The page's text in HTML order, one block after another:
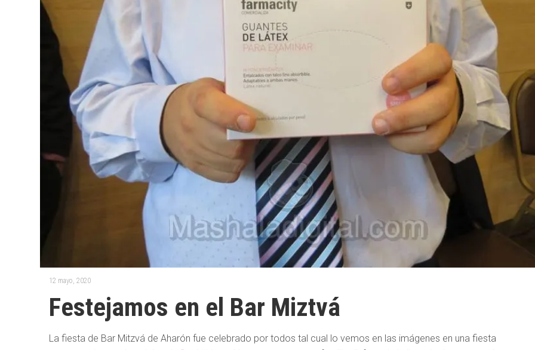
12 mayo, 2020
Festejamos en el Bar Miztvá
La fiesta de Bar Mitzvá de Aharón fue celebrado por todos tal cual lo vemos en las imágenes en una fiesta